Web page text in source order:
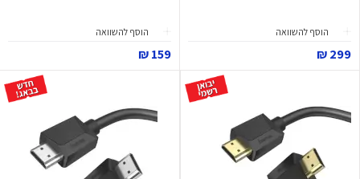
הוסף להשוואה
299 ₪
הוסף להשוואה
159 ₪